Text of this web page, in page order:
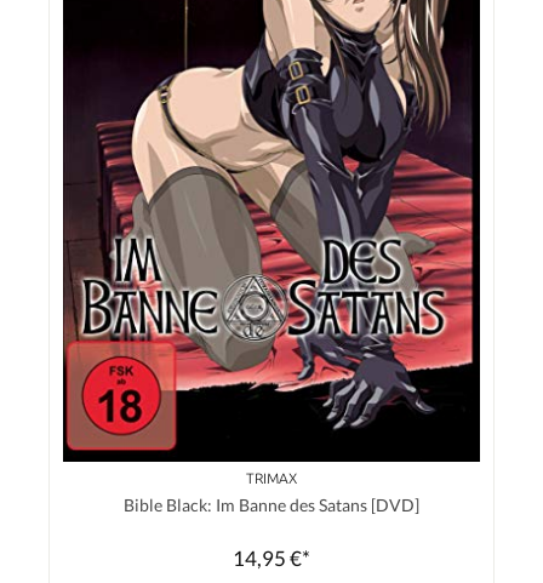
TRIMAX
Bible Black: Im Banne des Satans [DVD]
14,95 €*